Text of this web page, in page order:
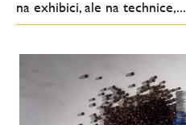
na exhibici, ale na technice,...